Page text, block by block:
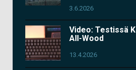
3.6.2026
Video: Testissä
All-Wood
13.4.2026